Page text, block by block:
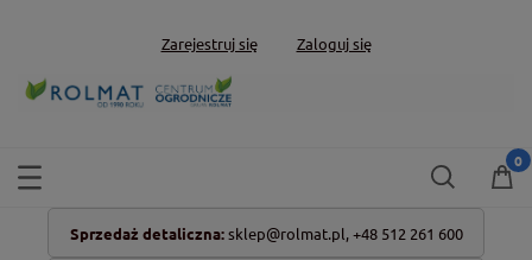
Zarejestruj się Zaloguj się
Sprzedaż detaliczna: sklep@rolmat.pl, +48 512 261 600